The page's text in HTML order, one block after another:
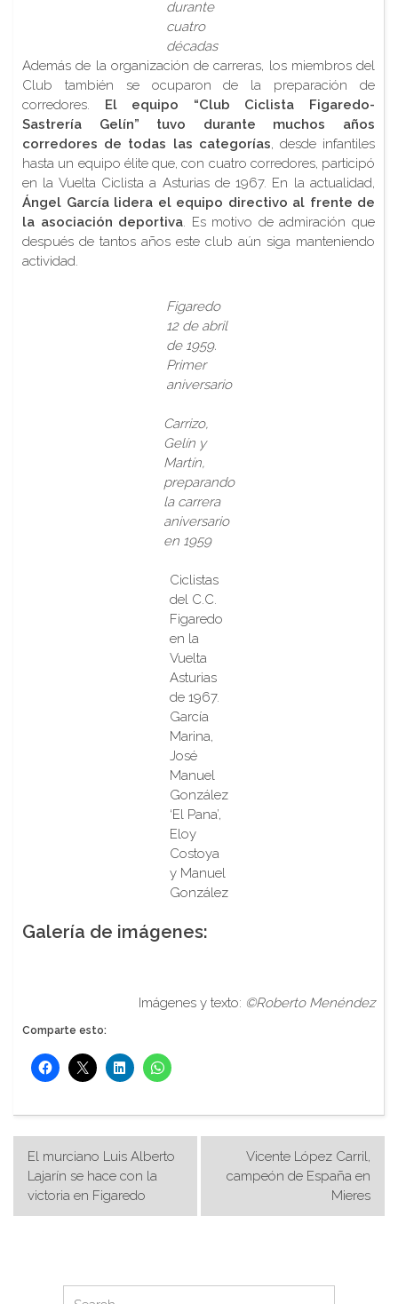
durante
cuatro
décadas
Además de la organización de carreras, los miembros del
Club también se ocuparon de la preparación de
corredores. El equipo “Club Ciclista Figaredo-
Sastrería Gelín” tuvo durante muchos años
corredores de todas las categorías , desde infantiles
hasta un equipo élite que, con cuatro corredores, participó
en la Vuelta Ciclista a Asturias de 1967. En la actualidad,
Ángel García lidera el equipo directivo al frente de
la asociación deportiva . Es motivo de admiración que
después de tantos años este club aún siga manteniendo
actividad.
Figaredo
12 de abril
de 1959.
Primer
aniversario
Carrizo,
Gelín y
Martín,
preparando
la carrera
aniversario
en 1959
Ciclistas
del C.C.
Figaredo
en la
Vuelta
Asturias
de 1967.
García
Marina,
José
Manuel
González
‘El Pana’,
Eloy
Costoya
y Manuel
González
Galería de imágenes:
Imágenes y texto: ©Roberto Menéndez
Comparte esto:
Navegación
de
entradas
El murciano Luis Alberto
Lajarín se hace con la
victoria en Figaredo
Vicente López Carril,
campeón de España en
Mieres
Search